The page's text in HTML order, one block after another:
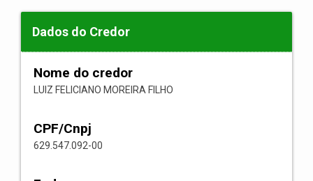
Dados do Credor
Nome do credor
LUIZ FELICIANO MOREIRA FILHO
CPF/Cnpj
629.547.092-00